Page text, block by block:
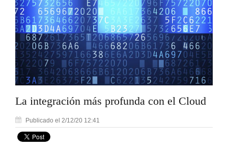
La integración más profunda con el Cloud
Publicado el 2/12/20 12:41